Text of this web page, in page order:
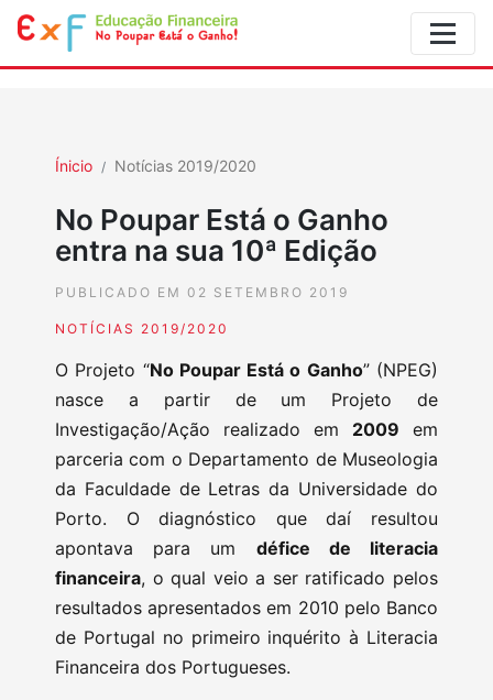
Ínicio Notícias 2019/2020
No Poupar Está o Ganho
entra na sua 10ª Edição
PUBLICADO EM 02 SETEMBRO 2019
NOTÍCIAS 2019/2020
O Projeto “No Poupar Está o Ganho” (NPEG)
nasce a partir de um Projeto de
Investigação/Ação realizado em 2009 em
parceria com o Departamento de Museologia
da Faculdade de Letras da Universidade do
Porto. O diagnóstico que daí resultou
apontava para um défice de literacia
financeira, o qual veio a ser ratificado pelos
resultados apresentados em 2010 pelo Banco
de Portugal no primeiro inquérito à Literacia
Financeira dos Portugueses.